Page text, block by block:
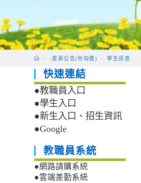
> -首頁公告(勿勾選) > 學生訊息
快速連結
●教職員入口
●學生入口
●新生入口、招生資訊
●Google
教職員系統
●網路請購系統
●雲端差勤系統